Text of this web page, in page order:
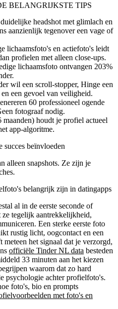
BELANGRIJKSTE TIPS
headshot met glimlach en
aanzienlijk tegenover een vage of
lichaamsfoto's en actiefoto's leidt
profielen met alleen close-ups.
lichaamsfoto ontvangen 203%
wil een scroll-stopper, Hinge een
een gevoel van veiligheid.
60 professioneel ogende
fotograaf nodig.
houdt je profiel actueel
app-algoritme.
succes beïnvloeden
alleen snapshots. Ze zijn je
belangrijk zijn in datingapps
al in de eerste seconde of
tegelijk aantrekkelijkheid,
Een sterke eerste foto
rustig licht, oogcontact en een
het signaal dat je verzorgd,
officiële Tinder NL data besteden
33 minuten aan het kiezen
waarom dat zo hard
psychologie achter profielfoto's.
foto's, bio en prompts
met foto's en